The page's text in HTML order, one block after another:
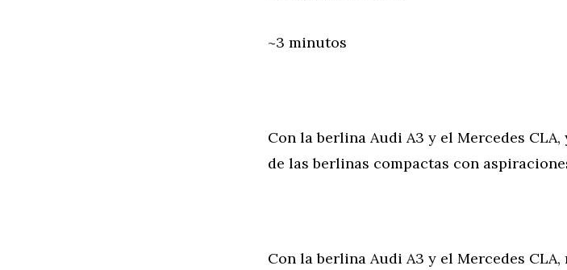
~3 minutos
Con la berlina Audi A3 y el Mercedes
de las berlinas compactas con
Con la berlina Audi A3 y el Mercedes